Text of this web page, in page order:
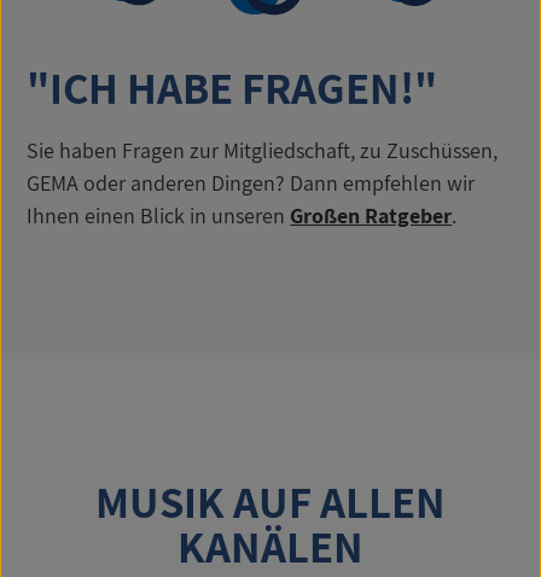
"ICH HABE FRAGEN!"
Sie haben Fragen zur Mitgliedschaft, zu Zuschüssen,
GEMA oder anderen Dingen? Dann empfehlen wir
Ihnen einen Blick in unseren Großen Ratgeber.
MUSIK AUF ALLEN
KANÄLEN